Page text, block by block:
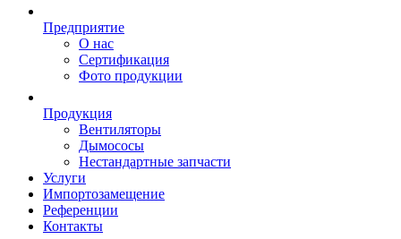
Предприятие
О нас
Сертификация
Фото продукции
Продукция
Вентиляторы
Дымососы
Нестандартные запчасти
Услуги
Импортозамещение
Референции
Контакты